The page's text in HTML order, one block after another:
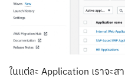
ในแต่ละ Application เราจะ